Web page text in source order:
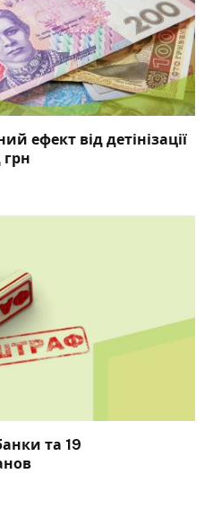
ефект від детінізації
грн
та 19